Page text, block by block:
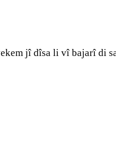
jî dîsa li vî bajarî di